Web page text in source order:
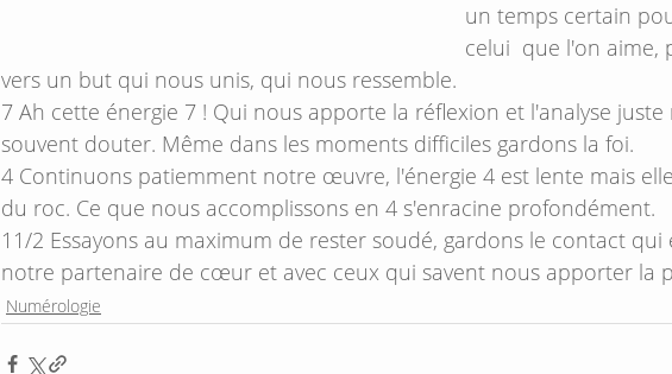
un temps certain
celui  que l'on aime,
vers un but qui nous unis, qui nous ressemble.
7 Ah cette énergie 7 ! Qui nous apporte la réflexion et l'analyse
souvent douter. Même dans les moments difficiles gardons la foi.
4 Continuons patiemment notre œuvre, l'énergie 4 est lente mais
du roc. Ce que nous accomplissons en 4 s'enracine profondément.
11/2 Essayons au maximum de rester soudé, gardons le contact qui
notre partenaire de cœur et avec ceux qui savent nous apporter la
Numérologie